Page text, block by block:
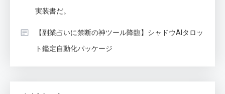
実装書だ。
【副業占いに禁断の神ツール降臨】シャドウAIタロッ
ト鑑定自動化パッケージ